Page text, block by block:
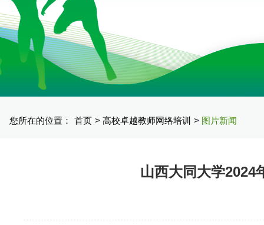
您所在的位置： 首页 高校卓越教师网络培训 图片新闻
山西大同大学2024